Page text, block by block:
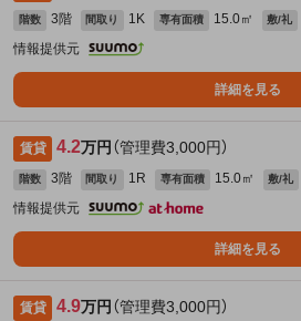
階数 3階 間取り 1K 専有面積 15.0㎡ 敷/礼
情報提供元
詳細を見る
賃貸 4.2万円 （管理費3,000円）
階数 3階 間取り 1R 専有面積 15.0㎡ 敷/礼
情報提供元
詳細を見る
賃貸 4.9万円 （管理費3,000円）